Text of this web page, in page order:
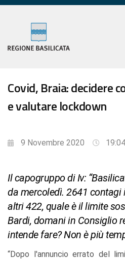
Covid, Braia: decidere
e valutare lockdown
9 Novembre 2020 19:04
Il capogruppo di Iv:
da mercoledì. 2641 contagi
altri 422, quale è il limite
Bardi, domani in Consiglio
intende fare? Non è più
“Dopo l'annuncio errato del